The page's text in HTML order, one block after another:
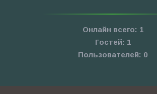
Онлайн всего: 1
Гостей: 1
Пользователей: 0